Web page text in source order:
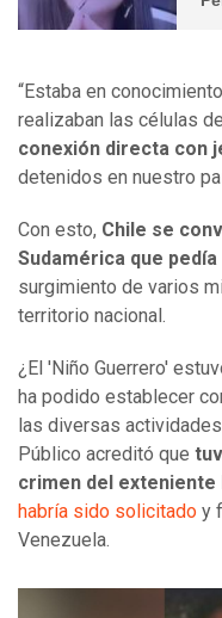
“Estaba en
realizaban las células
conexión directa con
detenidos en nuestro
Con esto, Chile se
Sudamérica que
surgimiento de varios
territorio nacional.
¿El 'Niño Guerrero'
ha podido establecer
las diversas
Público acreditó que
crimen del exteniente
habría sido solicitado y
Venezuela.